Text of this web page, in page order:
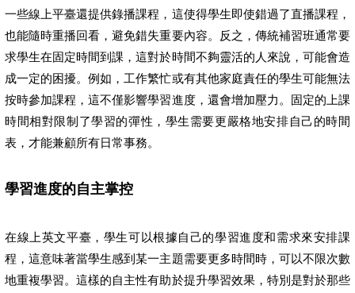
一些線上平臺還提供錄播課程，這使得學生即使錯過了直播課程，
也能隨時重播回看，避免錯失重要內容。反之，傳統補習班通常要
求學生在固定時間到課，這對於時間不夠靈活的人來說，可能會造
成一定的困擾。例如，工作繁忙或有其他家庭責任的學生可能無法
按時參加課程，這不僅影響學習進度，還會增加壓力。固定的上課
時間相對限制了學習的彈性，學生需要更嚴格地安排自己的時間
表，才能兼顧所有日常事務。
學習進度的自主掌控
在線上英文平臺，學生可以根據自己的學習進度和需求來安排課
程，這意味著當學生感到某一主題需要更多時間時，可以不限次數
地重複學習。這樣的自主性有助於提升學習效果，特別是對於那些